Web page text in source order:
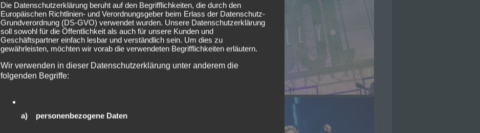
Die Datenschutzerklärung beruht auf den Begrifflichkeiten, die durch den
Europäischen Richtlinien- und Verordnungsgeber beim Erlass der Datenschutz-
Grundverordnung (DS-GVO) verwendet wurden. Unsere Datenschutzerklärung
soll sowohl für die Öffentlichkeit als auch für unsere Kunden und
Geschäftspartner einfach lesbar und verständlich sein. Um dies zu
gewährleisten, möchten wir vorab die verwendeten Begrifflichkeiten erläutern.
Wir verwenden in dieser Datenschutzerklärung unter anderem die
folgenden Begriffe:
a) personenbezogene Daten